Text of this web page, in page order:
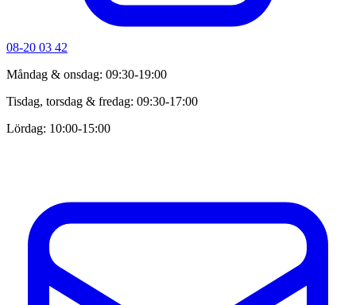
08-20 03 42
Måndag & onsdag: 09:30-19:00
Tisdag, torsdag & fredag: 09:30-17:00
Lördag: 10:00-15:00